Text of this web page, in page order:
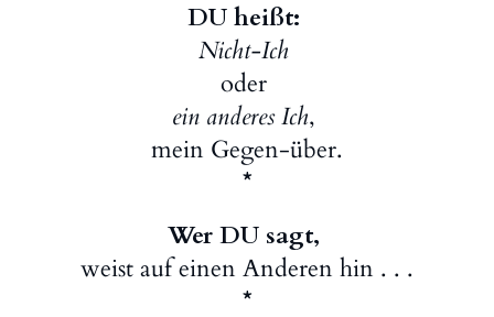
DU heißt:
Nicht-Ich
oder
ein anderes Ich,
mein Gegen-über.
*
Wer DU sagt,
weist auf einen Anderen hin . . .
*